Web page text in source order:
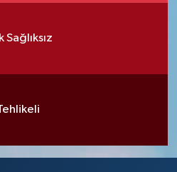
Sağlıksız